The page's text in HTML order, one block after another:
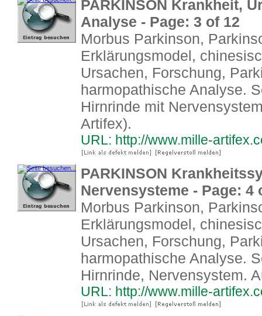
PARKINSON Krankheit,
Analyse - Page: 3 of 12
Morbus Parkinson,
Erklärungsmodel,
Ursachen, Forschung,
harmopathische Analyse.
Hirnrinde mit
Artifex).
URL: http://www.mille-
PARKINSON
Nervensysteme - Page: 4
Morbus Parkinson,
Erklärungsmodel,
Ursachen, Forschung,
harmopathische Analyse.
Hirnrinde, Nervensystem.
URL: http://www.mille-